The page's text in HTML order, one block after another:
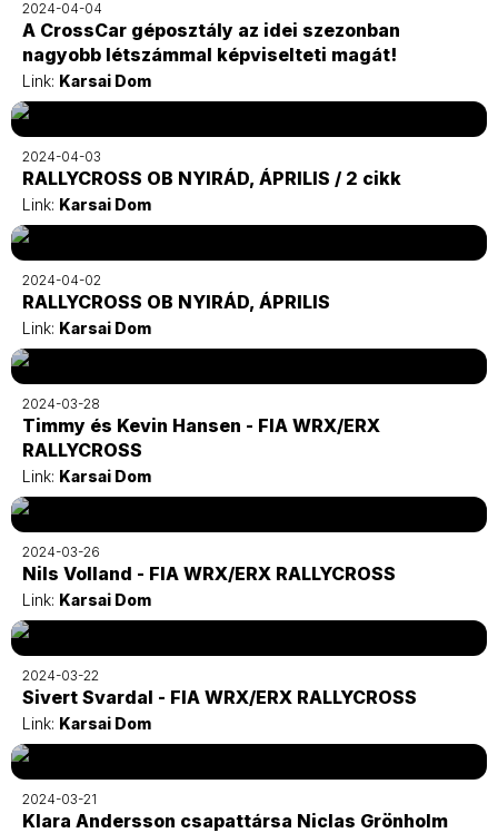
2024-04-04
A CrossCar géposztály az idei szezonban
nagyobb létszámmal képviselteti magát!
Link: Karsai Dom
2024-04-03
RALLYCROSS OB NYIRÁD, ÁPRILIS / 2 cikk
Link: Karsai Dom
2024-04-02
RALLYCROSS OB NYIRÁD, ÁPRILIS
Link: Karsai Dom
2024-03-28
Timmy és Kevin Hansen - FIA WRX/ERX
RALLYCROSS
Link: Karsai Dom
2024-03-26
Nils Volland - FIA WRX/ERX RALLYCROSS
Link: Karsai Dom
2024-03-22
Sivert Svardal - FIA WRX/ERX RALLYCROSS
Link: Karsai Dom
2024-03-21
Klara Andersson csapattársa Niclas Grönholm